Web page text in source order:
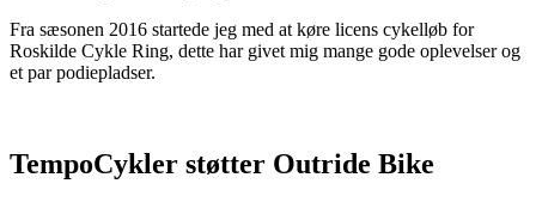
Fra sæsonen 2016 startede jeg med at køre licens cykelløb for
Roskilde Cykle Ring, dette har givet mig mange gode oplevelser og
et par podiepladser.
TempoCykler støtter Outride Bike